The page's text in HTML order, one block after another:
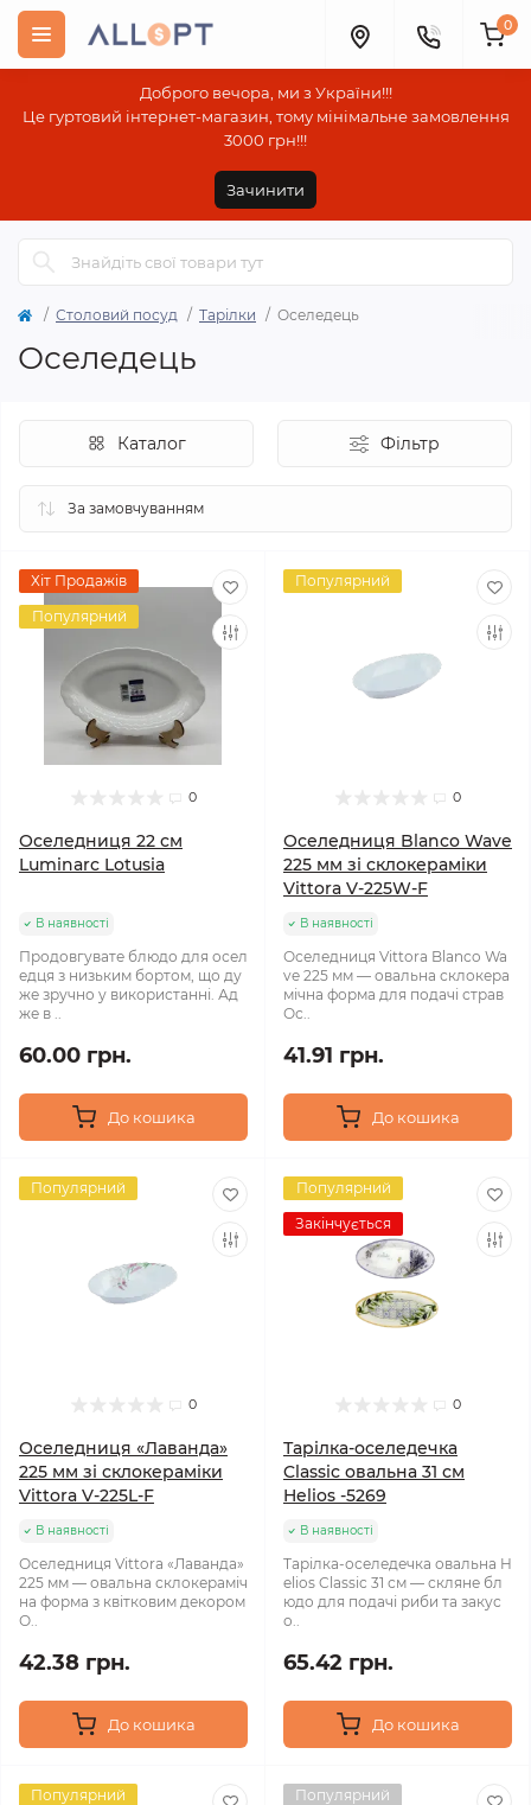
Доброго вечора, ми з України!!!
Це гуртовий інтернет-магазин, тому мінімальне замовлення
3000 грн!!!
Зачинити
0
Столовий посуд Тарілки Оселедець
Оселедець
Каталог Фільтр
Хіт Продажів
Популярний
0
Оселедниця 22 см
Luminarc Lotusia
В наявності
Продовгувате блюдо для осел
едця з низьким бортом, що ду
же зручно у використанні. Ад
же в ..
60.00 грн.
До кошика
Популярний
0
Оселедниця Blanco Wave
225 мм зі склокераміки
Vittora V-225W-F
В наявності
Оселедниця Vittora Blanco Wa
ve 225 мм — овальна склокера
мічна форма для подачі страв
Ос..
41.91 грн.
До кошика
Популярний
0
Оселедниця «Лаванда»
225 мм зі склокераміки
Vittora V-225L-F
В наявності
Оселедниця Vittora «Лаванда»
225 мм — овальна склокераміч
на форма з квітковим декором
О..
42.38 грн.
До кошика
Популярний
Закінчується
0
Тарілка-оселедечка
Classic овальна 31 см
Helios -5269
В наявності
Тарілка-оселедечка овальна H
elios Classic 31 см — скляне бл
юдо для подачі риби та закус
о..
65.42 грн.
До кошика
Популярний
Популярний